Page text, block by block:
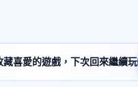
喜愛的遊戲，下次回來繼續玩